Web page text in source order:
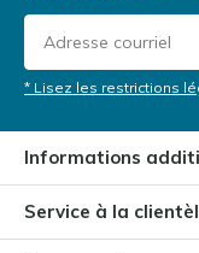
* Lisez les restrictions
Informations
Service à la